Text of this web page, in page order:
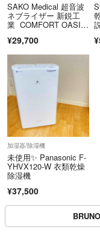
SAKO Medical 超音波
ネブライザー 新鋭工
業 COMFORT OASI
認済み 付属品完備
¥29,700
加湿器/除湿機
未使用✨ Panasonic F-
YHVX120-W 衣類乾燥
除湿機
¥37,500